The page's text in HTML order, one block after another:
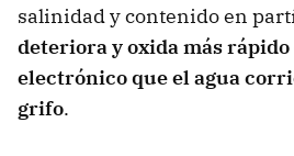
salinidad y contenido en
deteriora y oxida más
electrónico que el agua
grifo.